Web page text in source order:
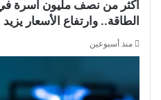
أكثر من نصف مليون أسرة في
الطاقة.. وارتفاع الأسعار يزيد
منذ أسبوعين